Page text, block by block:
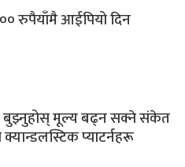
रुपैयाँमै आईपियो दिन
: बुझ्नुहोस् मूल्य बढ्न सक्ने संकेत
प्याटर्नहरू